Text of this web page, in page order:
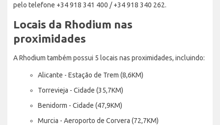
pelo telefone +34 918 341 400 / +34 918 340 262.
Locais da Rhodium nas
proximidades
A Rhodium também possui 5 locais nas proximidades, incluindo:
Alicante - Estação de Trem (8,6KM)
Torrevieja - Cidade (35,7KM)
Benidorm - Cidade (47,9KM)
Murcia - Aeroporto de Corvera (72,7KM)